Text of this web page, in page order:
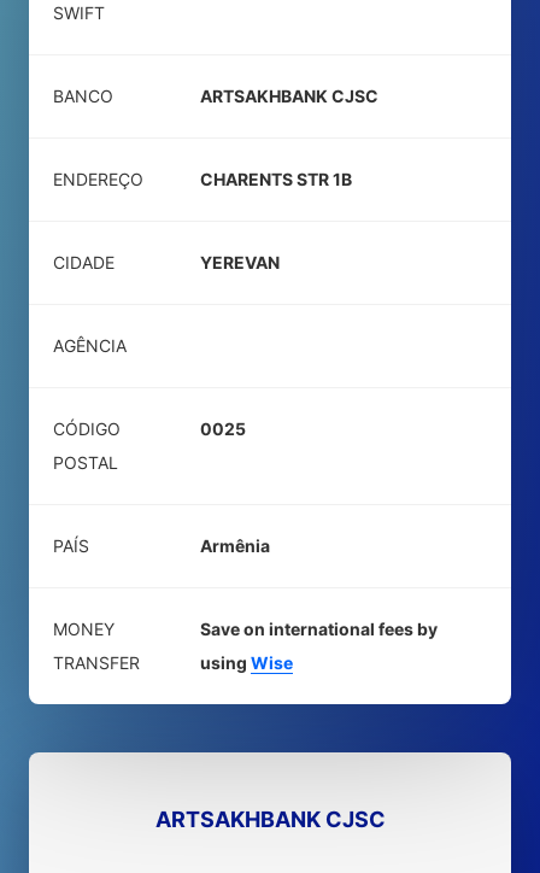
SWIFT
BANCO ARTSAKHBANK CJSC
ENDEREÇO CHARENTS STR 1B
CIDADE YEREVAN
AGÊNCIA
CÓDIGO
POSTAL
0025
PAÍS Armênia
MONEY
TRANSFER
Save on international fees by
using Wise
ARTSAKHBANK CJSC